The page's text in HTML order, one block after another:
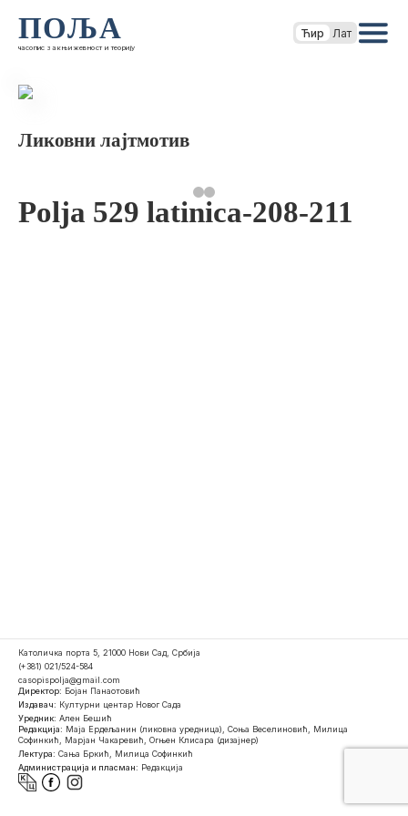
ПОЉА
часопис за књижевност и теорију
Ћир Лат
Ликовни лајтмотив
Polja 529 latinica-208-211
Католичка порта 5, 21000 Нови Сад, Србија
(+381) 021/524-584
casopispolja@gmail.com
Директор: Бојан Панаотовић
Издавач: Културни центар Новог Сада
Уредник: Ален Бешић
Редакција: Маја Ердељанин (ликовна уредница), Соња Веселиновић, Милица
Софинкић, Марјан Чакаревић, Огњен Клисара (дизајнер)
Лектура: Сања Бркић, Милица Софинкић
Администрација и пласман: Редакција